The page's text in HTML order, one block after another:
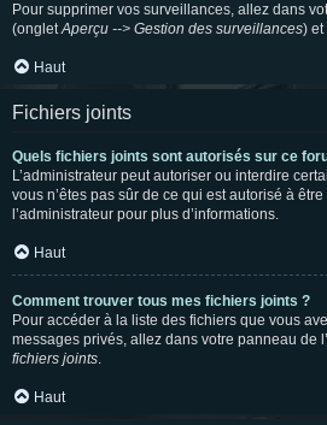
Pour supprimer vos surveillances, allez dans
(ongletAperçu --> Gestion des surveillances) et
Haut
Fichiers joints
Quels fichiers joints sont autorisés sur ce
L’administrateur peut autoriser ou interdire
vous n’êtes pas sûr de ce qui est autorisé à
l’administrateur pour plus d’informations.
Haut
Comment trouver tous mes fichiers joints ?
Pour accéder à la liste des fichiers que vous
messages privés, allez dans votre panneau de
fichiers joints.
Haut